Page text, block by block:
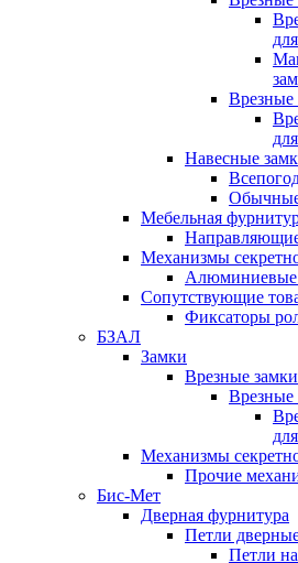
Врезные
Навесные
Мебельная
Механизмы
Алюминиевые
Сопутствующие
Фиксаторы
БЗАЛ
Замки
Врезные замки
Врезные
Механизмы
Прочие
Бис-Мет
Дверная фурнитура
Петли
Петли